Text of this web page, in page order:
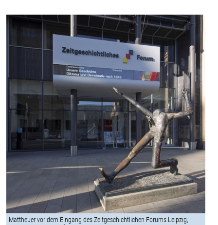
Mattheuer vor dem Eingang des Zeitgeschichtlichen Forums Leipzig,